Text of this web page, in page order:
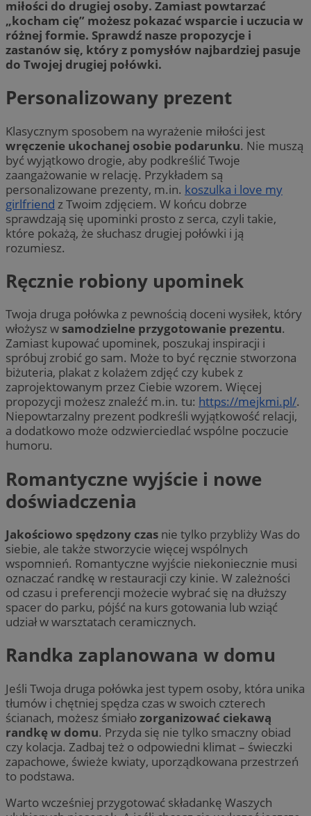
miłości do drugiej osoby. Zamiast powtarzać
„kocham cię” możesz pokazać wsparcie i uczucia w
różnej formie. Sprawdź nasze propozycje i
zastanów się, który z pomysłów najbardziej pasuje
do Twojej drugiej połówki.
Personalizowany prezent
Klasycznym sposobem na wyrażenie miłości jest
wręczenie ukochanej osobie podarunku. Nie muszą
być wyjątkowo drogie, aby podkreślić Twoje
zaangażowanie w relację. Przykładem są
personalizowane prezenty, m.in. koszulka i love my
girlfriend z Twoim zdjęciem. W końcu dobrze
sprawdzają się upominki prosto z serca, czyli takie,
które pokażą, że słuchasz drugiej połówki i ją
rozumiesz.
Ręcznie robiony upominek
Twoja druga połówka z pewnością doceni wysiłek, który
włożysz w samodzielne przygotowanie prezentu.
Zamiast kupować upominek, poszukaj inspiracji i
spróbuj zrobić go sam. Może to być ręcznie stworzona
biżuteria, plakat z kolażem zdjęć czy kubek z
zaprojektowanym przez Ciebie wzorem. Więcej
propozycji możesz znaleźć m.in. tu: https://mejkmi.pl/.
Niepowtarzalny prezent podkreśli wyjątkowość relacji,
a dodatkowo może odzwierciedlać wspólne poczucie
humoru.
Romantyczne wyjście i nowe
doświadczenia
Jakościowo spędzony czas nie tylko przybliży Was do
siebie, ale także stworzycie więcej wspólnych
wspomnień. Romantyczne wyjście niekoniecznie musi
oznaczać randkę w restauracji czy kinie. W zależności
od czasu i preferencji możecie wybrać się na dłuższy
spacer do parku, pójść na kurs gotowania lub wziąć
udział w warsztatach ceramicznych.
Randka zaplanowana w domu
Jeśli Twoja druga połówka jest typem osoby, która unika
tłumów i chętniej spędza czas w swoich czterech
ścianach, możesz śmiałozorganizować ciekawą
randkę w domu. Przyda się nie tylko smaczny obiad
czy kolacja. Zadbaj też o odpowiedni klimat – świeczki
zapachowe, świeże kwiaty, uporządkowana przestrzeń
to podstawa.
Warto wcześniej przygotować składankę Waszych